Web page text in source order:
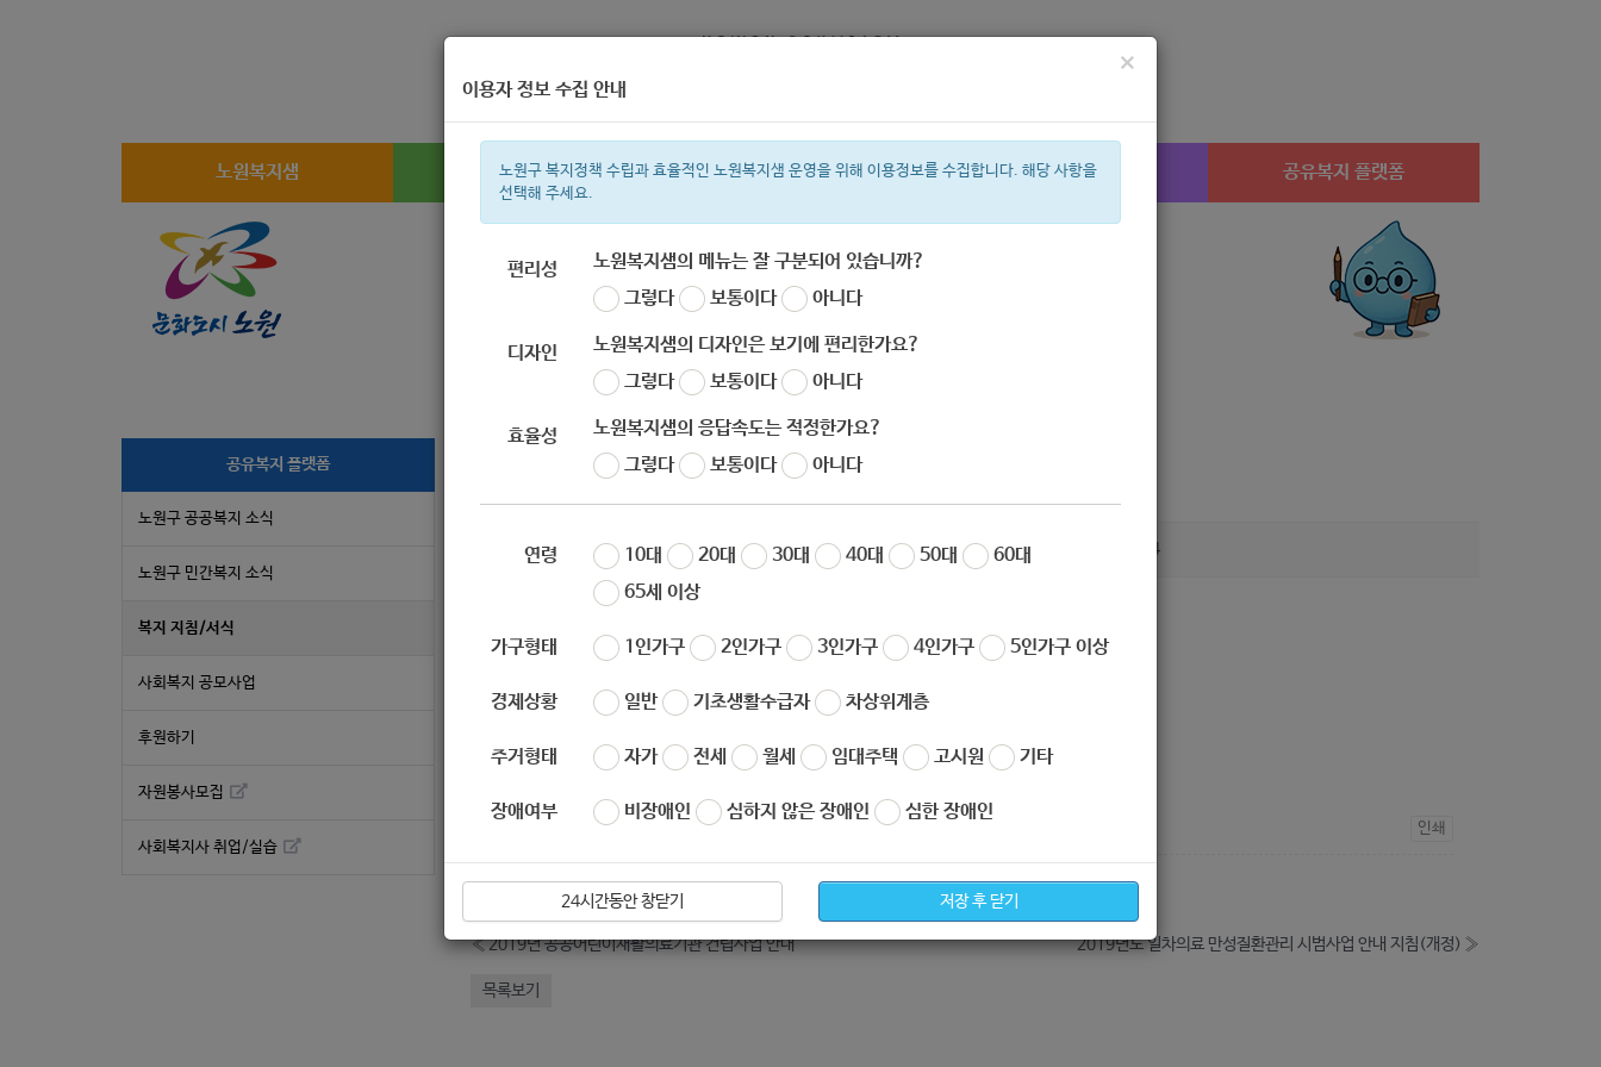
노원복지샘 복지정보 복지서비스 신청 복지시설찾기 공유복지 플랫폼
복지관 지원금 이용시설 ìº 성민복지관 사업자 설
×
이용자 정보 수집 안내
노원구 복지정책 수립과 효율적인 노원복지샘 운영을 위해 이용정보를 수집합니다. 해당 사항을
선택해 주세요.
편리성
노원복지샘의 메뉴는 잘 구분되어 있습니까?
그렇다
보통이다 아니다
디자인
노원복지샘의 디자인은 보기에 편리한가요?
그렇다
보통이다 아니다
효율성
노원복지샘의 응답속도는 적정한가요?
그렇다
보통이다 아니다
연령 10대 20대 30대 40대 50대
60대
65세 이상
가구형태 1인가구 2인가구 3인가구 4인가구 5인가구 이상
경제상황 일반 기초생활수급자 차상위계층
주거형태 자가 전세 월세 임대주택 고시원 기타
장애여부 비장애인 심하지 않은 장애인 심한 장애인
24시간동안 창닫기 저장 후 닫기
공유복지 플랫폼
노원구 공공복지 소식
노원구 민간복지 소식
복지 지침/서식
사회복지 공모사업
후원하기
자원봉사모집
사회복지사 취업/실습
지침 작성자 노원 복지샘 작성일 2019-12-23 16:46 254
싫어요 인쇄
2019년_권역재활병원_설치_및_운영_사업안내최종.pdf
«2019년 공공어린이재활의료기관 건립사업 안내 2019년도 일차의료 만성질환관리 시범사업 안내 지침(개정) »
목록보기